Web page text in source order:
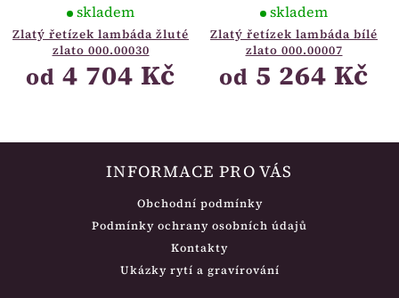
Zlatý řetízek lambáda žluté
zlato 000.00030
skladem
od 4 704 Kč
Zlatý řetízek lambáda bílé
zlato 000.00007
skladem
od 5 264 Kč
INFORMACE PRO VÁS
Obchodní podmínky
Podmínky ochrany osobních údajů
Kontakty
Ukázky rytí a gravírování